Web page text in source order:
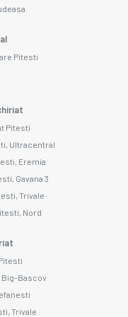
Pitesti
Pitesti
Ultracentral
Eremia
Gavana 3
Trivale
Nord
Big-Bascov
Trivale